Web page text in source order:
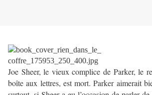
Joe Sheer, le vieux complice de Parker, le
boîte aux lettres, est mort. Parker aimerait